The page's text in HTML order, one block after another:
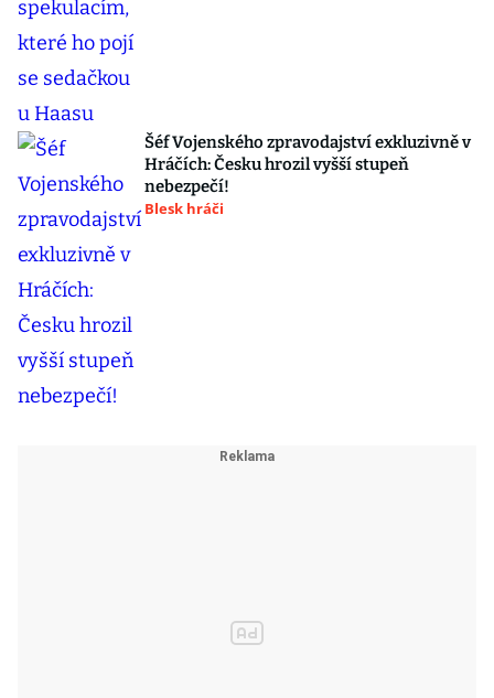
Šéf Vojenského zpravodajství exkluzivně v
Hráčích: Česku hrozil vyšší stupeň
nebezpečí!
Blesk hráči